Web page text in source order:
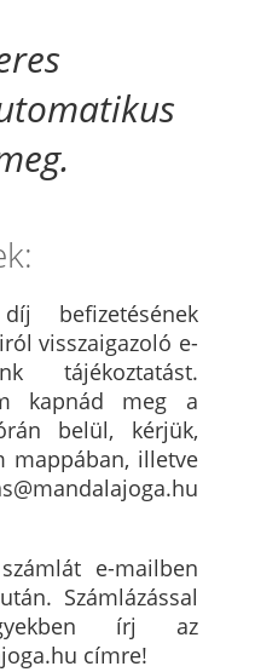
befizetésének
visszaigazoló e-
tájékoztatást.
kapnád meg a
belül, kérjük,
mappában, illetve
e-mailben
Számlázással
írj az
címre!